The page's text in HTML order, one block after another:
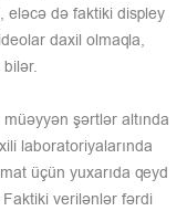
eləcə də faktiki displey
daxil olmaqla,
şərtlər altında
laboratoriyalarında
üçün yuxarıda qeyd
verilənlər fərdi